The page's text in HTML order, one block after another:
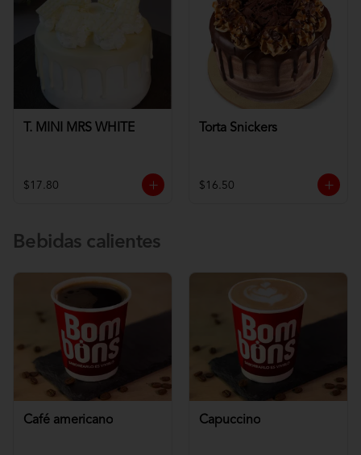
T. MINI MRS WHITE
$17.80
Torta Snickers
$16.50
Bebidas calientes
Café americano Capuccino